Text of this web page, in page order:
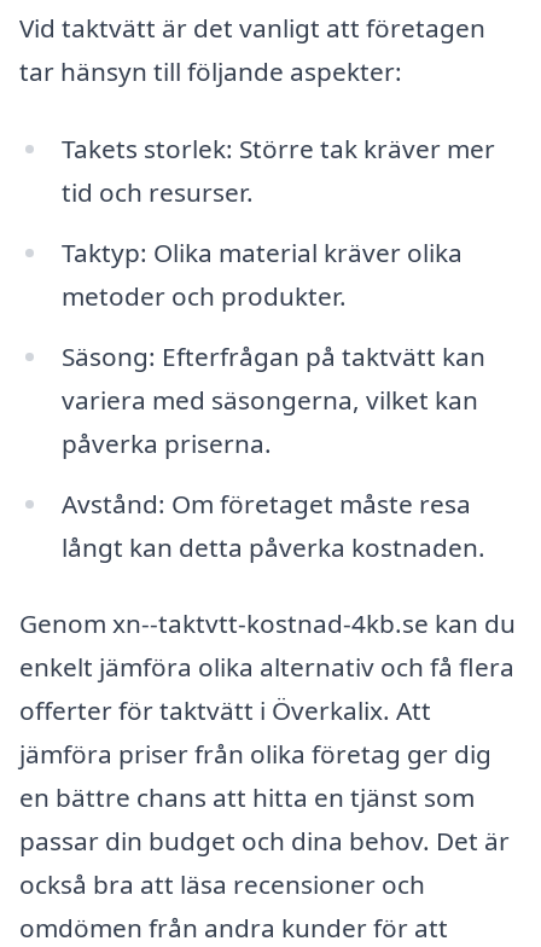
Vid taktvätt är det vanligt att företagen
tar hänsyn till följande aspekter:
Takets storlek: Större tak kräver mer
tid och resurser.
Taktyp: Olika material kräver olika
metoder och produkter.
Säsong: Efterfrågan på taktvätt kan
variera med säsongerna, vilket kan
påverka priserna.
Avstånd: Om företaget måste resa
långt kan detta påverka kostnaden.
Genom xn--taktvtt-kostnad-4kb.se kan du
enkelt jämföra olika alternativ och få flera
offerter för taktvätt i Överkalix. Att
jämföra priser från olika företag ger dig
en bättre chans att hitta en tjänst som
passar din budget och dina behov. Det är
också bra att läsa recensioner och
omdömen från andra kunder för att